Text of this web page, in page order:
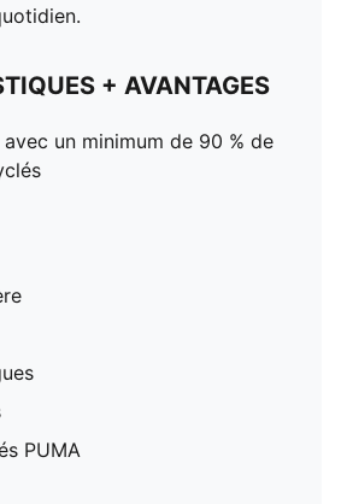
+ AVANTAGES
un minimum de 90 % de
PUMA